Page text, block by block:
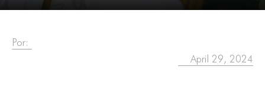
Por:
April 29, 2024